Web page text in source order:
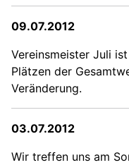
09.07.2012
Vereinsmeister Juli
Plätzen der
Veränderung.
03.07.2012
Wir treffen uns am